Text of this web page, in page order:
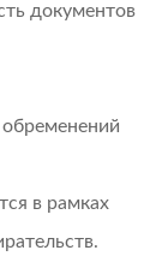
документов
в рамках